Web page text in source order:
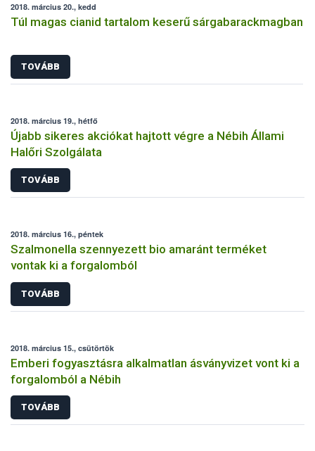
2018. március 20., kedd
Túl magas cianid tartalom keserű sárgabarackmagban
TOVÁBB
2018. március 19., hétfő
Újabb sikeres akciókat hajtott végre a Nébih Állami
Halőri Szolgálata
TOVÁBB
2018. március 16., péntek
Szalmonella szennyezett bio amaránt terméket
vontak ki a forgalomból
TOVÁBB
2018. március 15., csütörtök
Emberi fogyasztásra alkalmatlan ásványvizet vont ki a
forgalomból a Nébih
TOVÁBB